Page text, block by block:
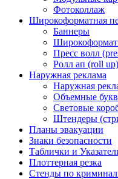
Фотоколлаж
Широкоформатная
Баннеры
Пресс волл
Ролл ап (roll up)
Наружная реклама
Наружная
Объемные
Световые
Штендеры
Планы эвакуации
Знаки безопасности
Таблички и
Плоттерная резка
Стенды по